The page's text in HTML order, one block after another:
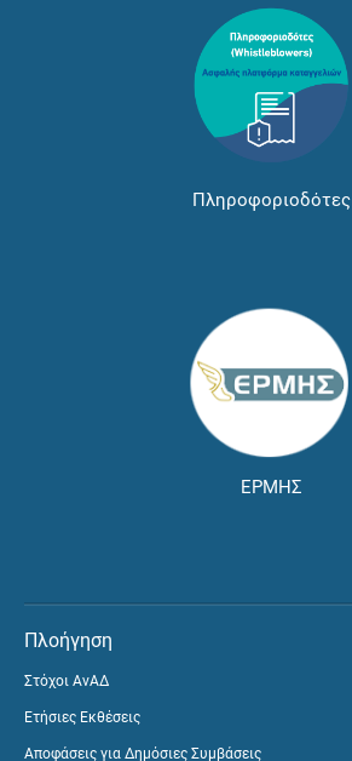
Πληροφοριοδότες
ΕΡΜΗΣ
Πλοήγηση
Στόχοι ΑνΑΔ
Ετήσιες Εκθέσεις
Αποφάσεις για Δημόσιες Συμβάσεις